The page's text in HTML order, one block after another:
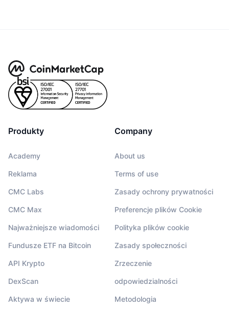
Produkty
Academy
Reklama
CMC Labs
CMC Max
Najważniejsze wiadomości
Fundusze ETF na Bitcoin
API Krypto
DexScan
Aktywa w świecie
Company
About us
Terms of use
Zasady ochrony prywatności
Preferencje plików Cookie
Polityka plików cookie
Zasady społeczności
Zrzeczenie
odpowiedzialności
Metodologia